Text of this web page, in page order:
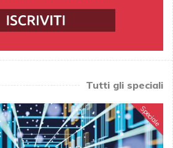
Tutti gli speciali
Speciale